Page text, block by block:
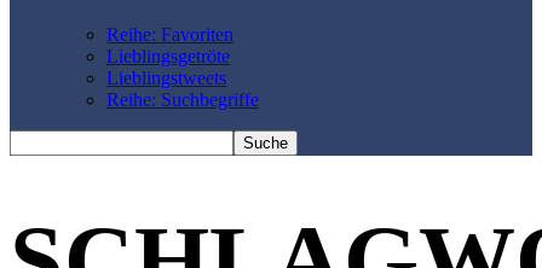
Reihe: Favoriten
Lieblingsgetröte
Lieblingstweets
Reihe: Suchbegriffe